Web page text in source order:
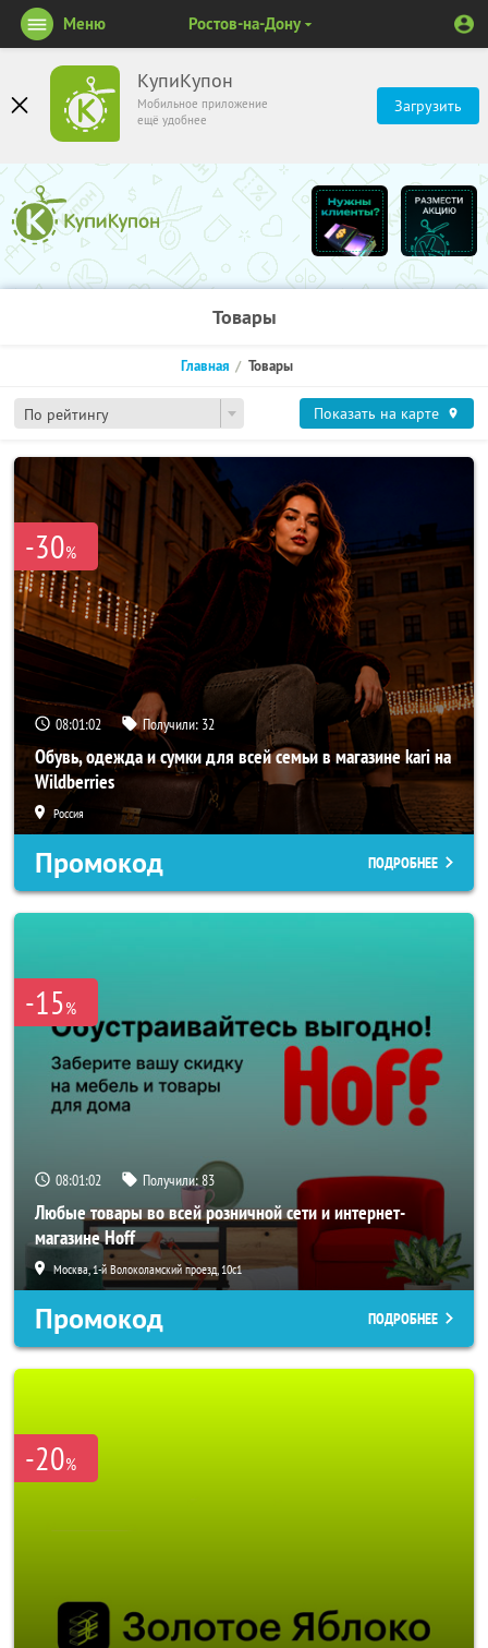
КупиКупон
Мобильное приложение
ещё удобнее
Загрузить
Меню Ростов-на-Дону
Товары
По рейтингу
Главная Товары
Показать на карте
-30%
08:01:00 Получили: 32
Обувь, одежда и сумки для всей семьи в магазине kari на
Wildberries
Россия
Промокод ПОДРОБНЕЕ
-15%
08:01:00 Получили:83
Любые товары во всей розничной сети и интернет-
магазине Hoff
Москва, 1-й Волоколамский проезд, 10с1
Промокод ПОДРОБНЕЕ
-20%